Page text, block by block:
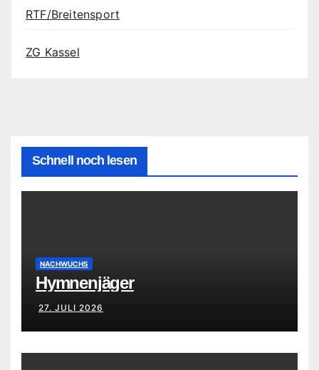
RTF/Breitensport
ZG Kassel
Schnell noch lesen
NACHWUCHS
Hymnenjäger
27. JULI 2026